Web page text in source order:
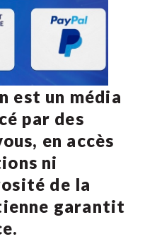
est un média
par des
en accès
ni
de la
garantit